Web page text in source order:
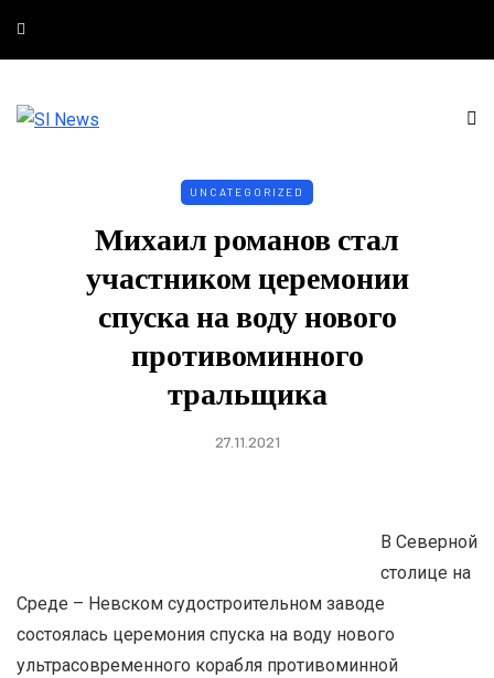
UNCATEGORIZED
Михаил романов стал
участником церемонии
спуска на воду нового
противоминного
тральщика
27.11.2021
В Северной
столице на
Среде – Невском судостроительном заводе
состоялась церемония спуска на воду нового
ультрасовременного корабля противоминной